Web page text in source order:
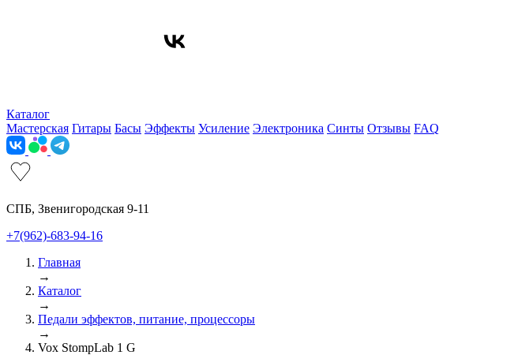
Каталог
Мастерская Гитары Басы Эффекты Усиление Электроника Синты Отзывы FAQ
СПБ, Звенигородская 9-11
+7(962)-683-94-16
Главная
→
Каталог
→
Педали эффектов, питание, процессоры
→
Vox StompLab 1 G